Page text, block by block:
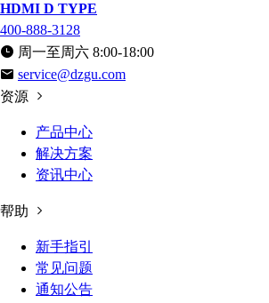
HDMI D TYPE
400-888-3128
周一至周六 8:00-18:00
service@dzgu.com
资源
产品中心
解决方案
资讯中心
帮助
新手指引
常见问题
通知公告